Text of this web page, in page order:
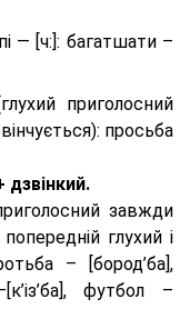
— [ч:]: багатшати –
приголосний
просьба
дзвінкий.
завжди
глухий і
– [бород’ба],
футбол –